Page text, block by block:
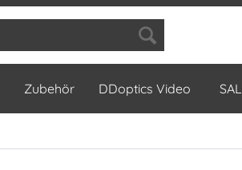
Zubehör DDoptics Video